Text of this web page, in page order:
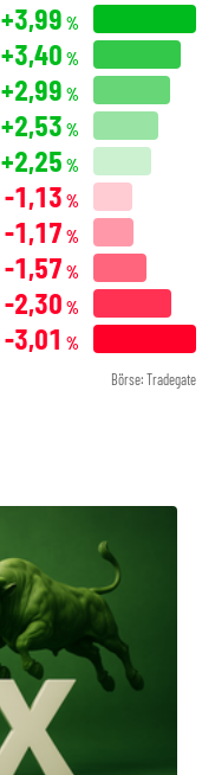
+3,99 %
+3,40 %
+2,99 %
+2,53 %
+2,25 %
-1,13 %
-1,17 %
-1,57 %
-2,30 %
-3,01 %
Börse: Tradegate